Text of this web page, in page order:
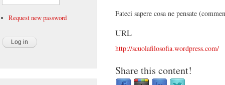
Request new password
Fateci sapere cosa ne pensate
URL
http://scuolafilosofia.wordpress.com/
Share this content!